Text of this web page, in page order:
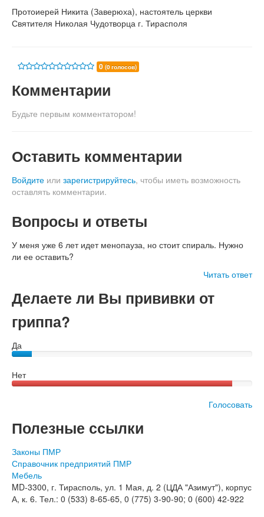
Протоиерей Никита (Заверюха), настоятель церкви
Святителя Николая Чудотворца г. Тирасполя
0 (0 голосов)
Комментарии
Будьте первым комментатором!
Оставить комментарии
Войдите или зарегистрируйтесь, чтобы иметь возможность
оставлять комментарии.
Вопросы и ответы
У меня уже 6 лет идет менопауза, но стоит спираль. Нужно
ли ее оставить?
Читать ответ
Делаете ли Вы прививки от
гриппа?
Да
Нет
Голосовать
Полезные ссылки
Законы ПМР
Справочник предприятий ПМР
Мебель
MD-3300, г. Тирасполь, ул. 1 Мая, д. 2 (ЦДА "Азимут"), корпус
А, к. 6. Тел.: 0 (533) 8-65-65, 0 (775) 3-90-90; 0 (600) 42-922